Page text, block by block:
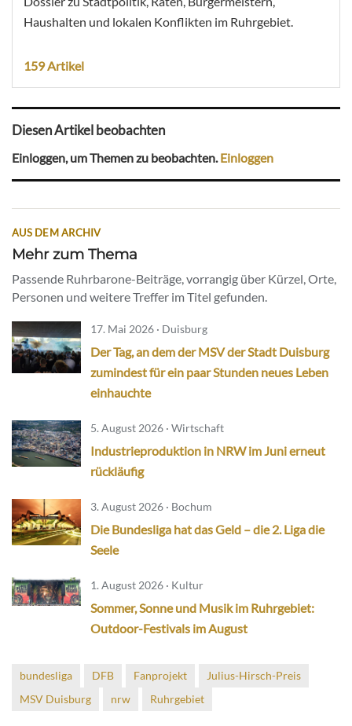
Haushalten und lokalen Konflikten im Ruhrgebiet.
159 Artikel
Diesen Artikel beobachten
Einloggen, um Themen zu beobachten.Einloggen
AUS DEM ARCHIV
Mehr zum Thema
Passende Ruhrbarone-Beiträge, vorrangig über Kürzel, Orte,
Personen und weitere Treffer im Titel gefunden.
17. Mai 2026 · Duisburg
Der Tag, an dem der MSV der Stadt Duisburg
zumindest für ein paar Stunden neues Leben
einhauchte
5. August 2026 · Wirtschaft
Industrieproduktion in NRW im Juni erneut
rückläufig
3. August 2026 · Bochum
Die Bundesliga hat das Geld – die 2. Liga die
Seele
1. August 2026 · Kultur
Sommer, Sonne und Musik im Ruhrgebiet:
Outdoor-Festivals im August
bundesliga DFB Fanprojekt
Julius-Hirsch-Preis
MSV Duisburg
nrw Ruhrgebiet